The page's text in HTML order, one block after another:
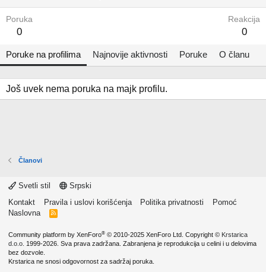
Poruka
0
Reakcija
0
Poruke na profilima Najnovije aktivnosti Poruke O članu
Još uvek nema poruka na majk profilu.
Članovi
Svetli stil
Srpski
Kontakt
Pravila i uslovi korišćenja Politika privatnosti
Pomoć
Naslovna
R
Community platform by XenForo® © 2010-2025 XenForo Ltd. Copyright © Krstarica
d.o.o. 1999-2026. Sva prava zadržana. Zabranjena je reprodukcija u celini i u delovima
bez dozvole.
Krstarica ne snosi odgovornost za sadržaj poruka.